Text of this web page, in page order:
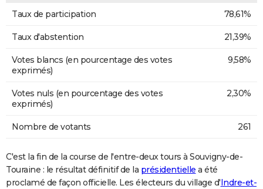
Taux de participation 78,61%
Taux d'abstention 21,39%
Votes blancs (en pourcentage des votes
exprimés)
9,58%
Votes nuls (en pourcentage des votes
exprimés)
2,30%
Nombre de votants 261
C'est la fin de la course de l'entre-deux tours à Souvigny-de-
Touraine : le résultat définitif de la présidentielle a été
proclamé de façon officielle. Les électeurs du village d'Indre-et-